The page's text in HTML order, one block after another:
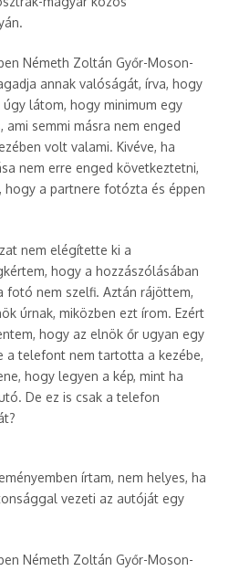
Németh Zoltán Győr-Moson-
annak valóságát, írva, hogy
látom, hogy minimum egy
ami semmi másra nem enged
volt valami. Kivéve, ha
nem erre enged következtetni,
hogy a partnere fotózta és éppen
nem elégítette ki a
hogy a hozzászólásában
fotó nem szelfi. Aztán rájöttem,
úrnak, miközben ezt írom. Ezért
hogy az elnök őr ugyan egy
a telefont nem tartotta a kezébe,
hogy legyen a kép, mint ha
De ez is csak a telefon
írtam, nem helyes, ha
vezeti az autóját egy
Németh Zoltán Győr-Moson-